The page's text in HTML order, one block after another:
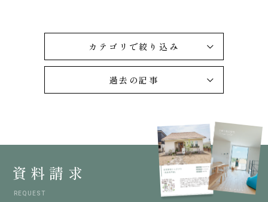
カテゴリで絞り込み
過去の記事
資料請求
REQUEST